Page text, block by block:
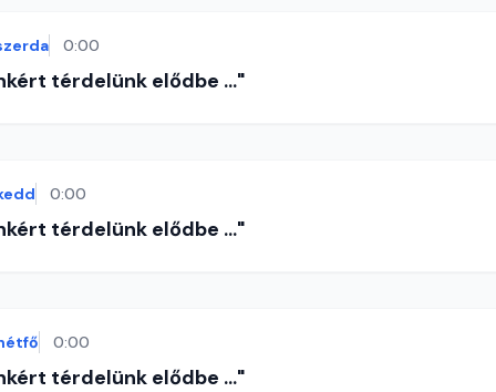
0:00
térdelünk elődbe ..."
0:00
térdelünk elődbe ..."
0:00
térdelünk elődbe ..."